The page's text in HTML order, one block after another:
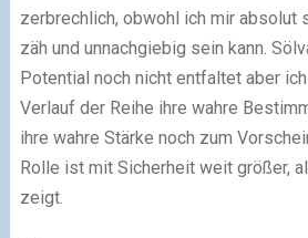
zerbrechlich, obwohl ich mir absolut
zäh und unnachgiebig sein kann.
Potential noch nicht entfaltet aber
Verlauf der Reihe ihre wahre
ihre wahre Stärke noch zum
Rolle ist mit Sicherheit weit größer,
zeigt.